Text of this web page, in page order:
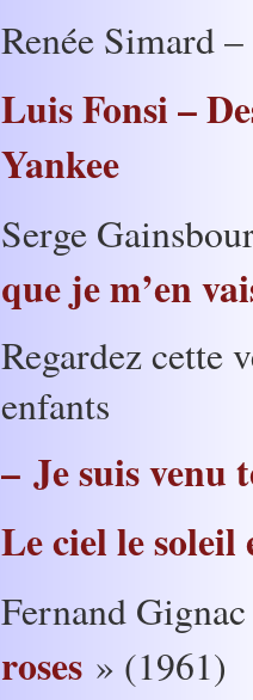
Renée Simard
Luis Fonsi –
Yankee
Serge
que je m’en
Regardez cette
enfants
– Je suis venu
Le ciel le soleil
Fernand
roses » (1961)